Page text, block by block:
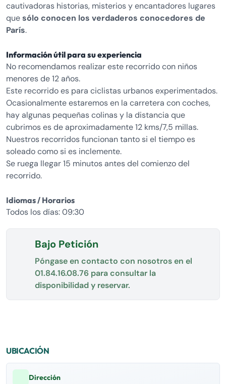
cautivadoras historias, misterios y encantadores lugares
quesólo conocen los verdaderos conocedores de
París.
Información útil para su experiencia
No recomendamos realizar este recorrido con niños
menores de 12 años.
Este recorrido es para ciclistas urbanos experimentados.
Ocasionalmente estaremos en la carretera con coches,
hay algunas pequeñas colinas y la distancia que
cubrimos es de aproximadamente 12 kms/7,5 millas.
Nuestros recorridos funcionan tanto si el tiempo es
soleado como si es inclemente.
Se ruega llegar 15 minutos antes del comienzo del
recorrido.
Idiomas / Horarios
Todos los días: 09:30
Bajo Petición
Póngase en contacto con nosotros en el
01.84.16.08.76 para consultar la
disponibilidad y reservar.
UBICACIÓN
Dirección